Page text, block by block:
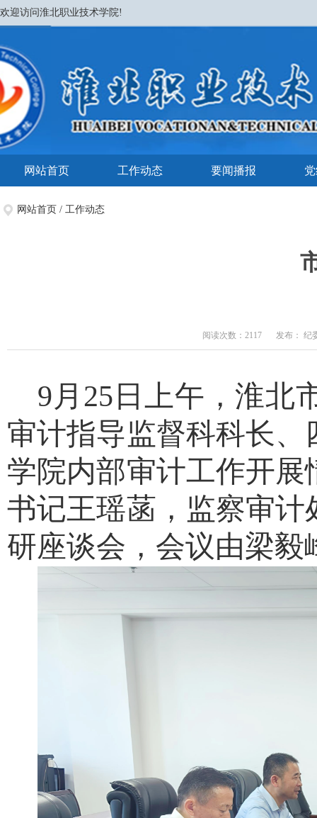
欢迎访问淮北职业技术学院!
网站首页 工作动态 要闻播报
网站首页 / 工作动态
阅读次数：2117 发布： 纪
9 月 25 日上午，淮北
审计指导监督科科长
学院内部审计工作开
书记王瑶菡，监察审
研座谈会，会议由梁毅